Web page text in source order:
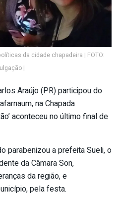
da cidade chapadeira | FOTO:
|
Araújo (PR) participou do
na Chapada
aconteceu no último final de
parabenizou a prefeita Sueli, o
da Câmara Son,
da região, e
pela festa.